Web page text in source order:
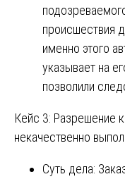
происшествия
именно этого
указывает на
позволили
Кейс 3: Разрешение
некачественно
Суть дела: